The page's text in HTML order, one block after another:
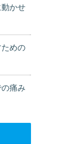
かせ
めの
痛み